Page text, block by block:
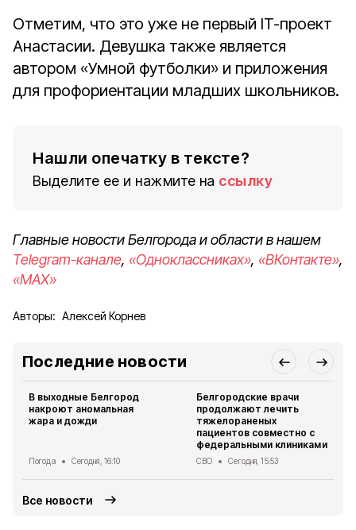
Отметим, что это уже не первый IT-проект
Анастасии. Девушка также является
автором «Умной футболки» и приложения
для профориентации младших школьников.
Нашли опечатку в тексте?
Выделите ее и нажмите на ссылку
Главные новости Белгорода и области в нашем
Telegram-канале, «Одноклассниках», «ВКонтакте»,
«MAX»
Авторы: Алексей Корнев
Последние новости
В выходные Белгород
накроют аномальная
жара и дожди
Погода Сегодня, 16:10
Белгородские врачи
продолжают лечить
тяжелораненых
пациентов совместно с
федеральными клиниками
СВО Сегодня, 15:53
Все новости